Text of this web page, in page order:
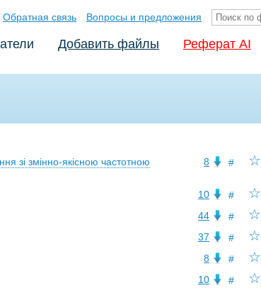
Обратная связь Вопросы и предложения
Добавить файлы Реферат AI
☆
#
8
зі змінно-якісною частотною
☆
#
10
☆
#
44
☆
#
37
☆
#
8
☆
#
10